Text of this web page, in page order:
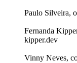
Paulo Silveira,
Fernanda
kipper.dev
Vinny Neves,